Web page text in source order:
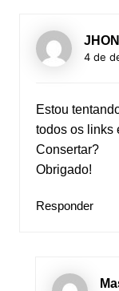
4 de
Estou
todos os links
Consertar?
Obrigado!
Responder